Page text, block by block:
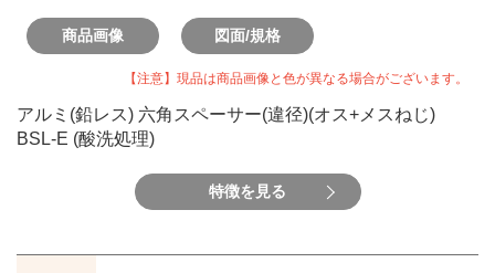
商品画像 図面/規格
【注意】現品は商品画像と色が異なる場合がございます。
アルミ(鉛レス) 六角スペーサー(違径)(オス+メスねじ)
BSL-E (酸洗処理)
特徴を見る